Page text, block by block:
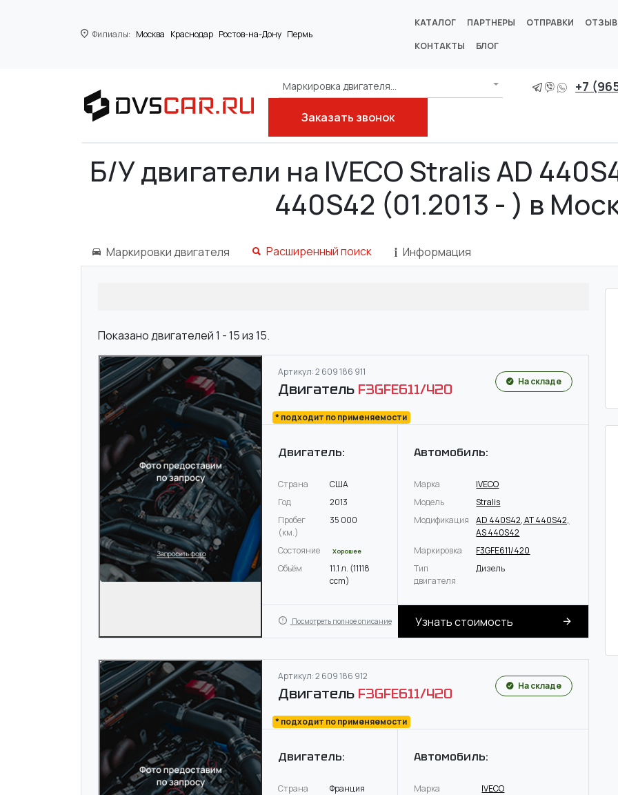
Филиалы: Москва Краснодар Ростов-на-Дону Пермь
КАТАЛОГ ПАРТНЕРЫ ОТПРАВКИ
КОНТАКТЫ
БЛОГ
Маркировка двигателя... +7
Заказать звонок
Главная
Б/У двигатели на IVECO Stralis AD
440S42 (01.2013 - ) в
Маркировки двигателя Расширенный поиск Информация
Показано двигателей 1 - 15 из 15.
Артикул: 2 609 186 911
Двигатель F3GFE611/420
* подходит по применяемости
На складе
Двигатель:
Страна
США
Год
2013
Пробег
(км.)
35 000
Состояние Хорошее
Объём
11.1 л. (11118
ccm)
Автомобиль:
Марка
IVECO
Модель
Stralis
Модификация
AD 440S42, AT 440S42,
AS 440S42
Маркировка
F3GFE611/420
Тип
двигателя
Дизель
Посмотреть полное описание Узнать стоимость
Артикул: 2 609 186 912
Двигатель F3GFE611/420
* подходит по применяемости
На складе
Двигатель:
Страна
Франция
Автомобиль:
Марка
IVECO